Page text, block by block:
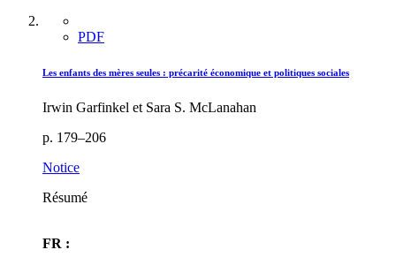
PDF
Les enfants des mères seules : précarité économique et politiques sociales
Irwin Garfinkel et Sara S. McLanahan
p. 179–206
Notice
Résumé
FR :